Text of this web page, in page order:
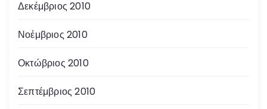
Δεκέμβριος 2010
Νοέμβριος 2010
Οκτώβριος 2010
Σεπτέμβριος 2010